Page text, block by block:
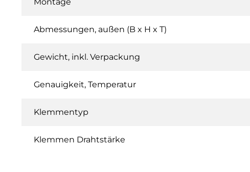
Abmessungen, außen (B x H x T)
Gewicht, inkl. Verpackung
Genauigkeit, Temperatur
Klemmentyp
Klemmen Drahtstärke